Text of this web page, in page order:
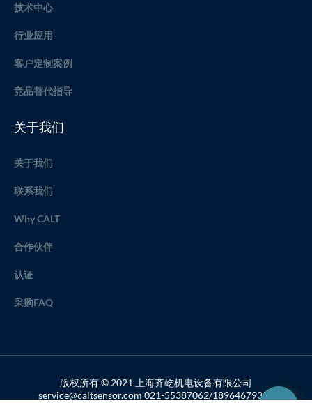
技术中心
行业应用
客户定制案例
竞品替代指导
关于我们
关于我们
联系我们
Why CALT
合作伙伴
认证
采购FAQ
版权所有 © 2021 上海齐屹机电设备有限公司
service@caltsensor.com 021-55387062/18964679357